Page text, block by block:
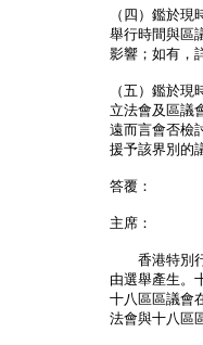
（四）鑑於
舉行時間與區
影響；如有，
（五）鑑於
立法會及區議
遠而言會否檢
援予該界別的
答覆：
主席：
香港特別行
由選舉產生。
十八區區議會
法會與十八區